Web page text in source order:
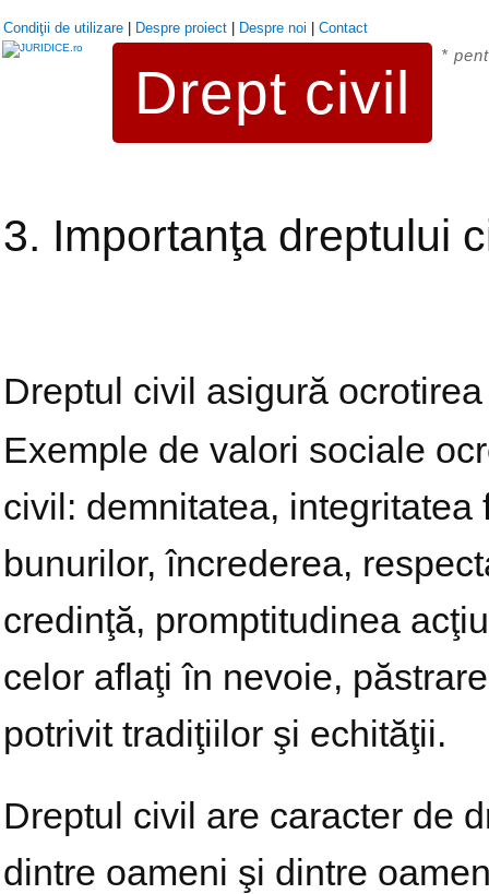
Condiţii de utilizare| Despre proiect| Despre noi Contact
Drept civil
*
3. Importanţa dreptului
Dreptul civil asigură
Exemple de valori sociale
civil: demnitatea,
bunurilor, încrederea,
credinţă, promptitudinea
celor aflaţi în nevoie,
potrivit tradiţiilor şi echităţii.
Dreptul civil are caracter de
dintre oameni şi dintre